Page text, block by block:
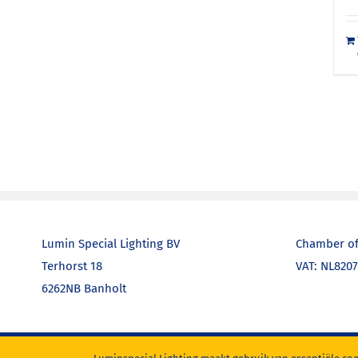
Lumin Special Lighting BV
Terhorst 18
6262NB Banholt
Chamber
VAT: